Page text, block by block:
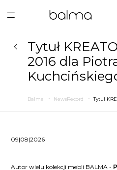
Tytuł
2016 dla
Balma NewsRecord
09|08|2026
Autor wielu kolekcji mebli BALMA -